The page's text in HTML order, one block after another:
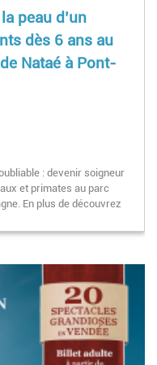
peau d’un
dès 6 ans au
Nataé à Pont-
: devenir soigneur
et primates au parc
En plus de découvrez